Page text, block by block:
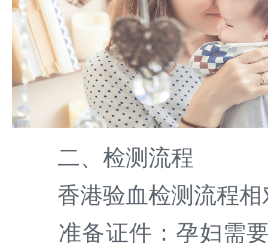
二、检测流程
香港验血检测流程相
准备证件：孕妇需要